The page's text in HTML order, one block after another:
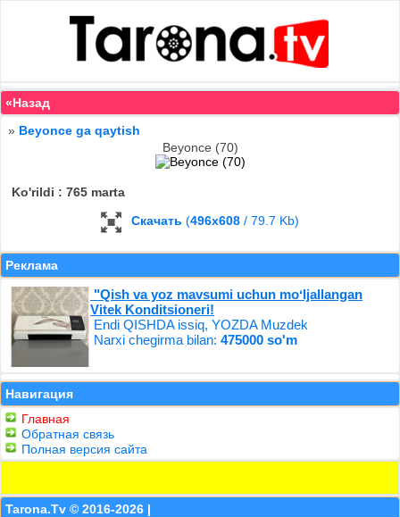
«Назад
» Beyonce ga qaytish
Beyonce (70)
Ko'rildi : 765 marta
Скачать (496x608 / 79.7 Kb)
Реклама
"Qish va yoz mavsumi uchun moʻljallangan
Vitek Konditsioneri!
Endi QISHDA issiq, YOZDA Muzdek
Narxi chegirma bilan: 475000 so'm
Навигация
Главная
Обратная связь
Полная версия сайта
Tarona.Tv © 2016-2026 |